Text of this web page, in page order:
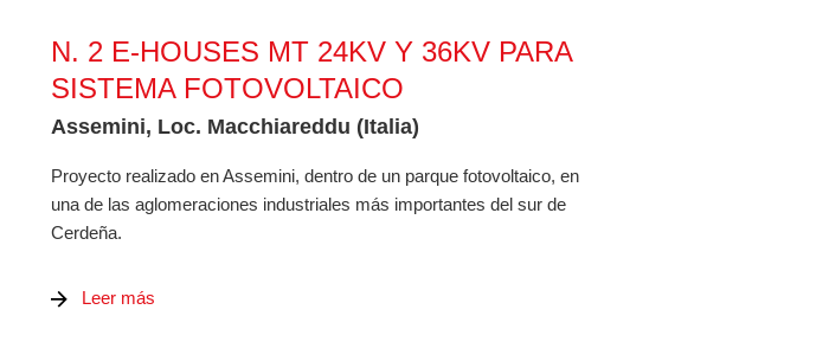
N. 2 E-HOUSES MT 24KV Y 36KV PARA
SISTEMA FOTOVOLTAICO
Assemini, Loc. Macchiareddu (Italia)
Proyecto realizado en Assemini, dentro de un parque fotovoltaico, en
una de las aglomeraciones industriales más importantes del sur de
Cerdeña.
Leer más